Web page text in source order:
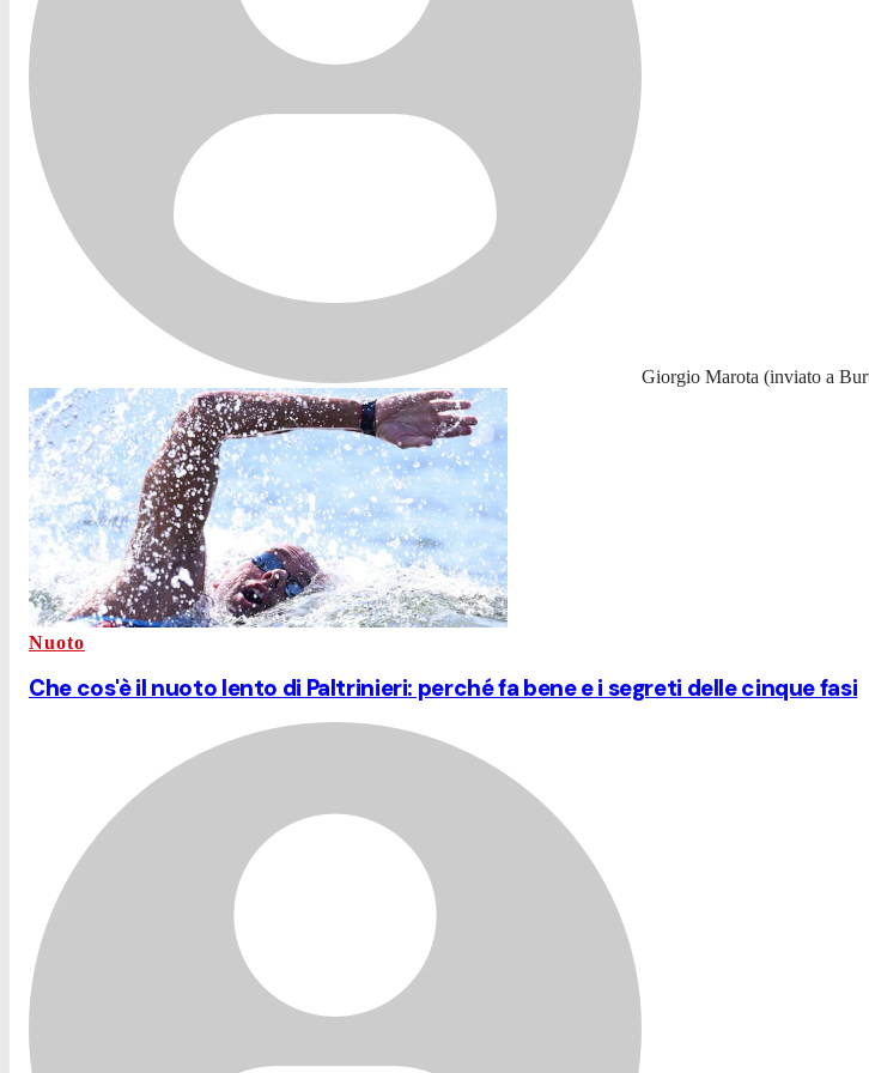
Giorgio Marota (inviato a
Nuoto
Che cos'è il nuoto lento di Paltrinieri: perché fa bene e i segreti delle cinque fasi